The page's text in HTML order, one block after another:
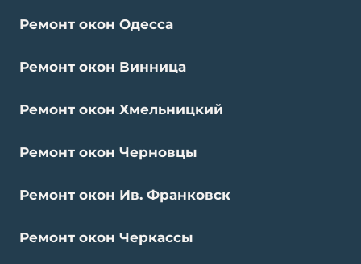
Ремонт окон Одесса
Ремонт окон Винница
Ремонт окон Хмельницкий
Ремонт окон Черновцы
Ремонт окон Ив. Франковск
Ремонт окон Черкассы